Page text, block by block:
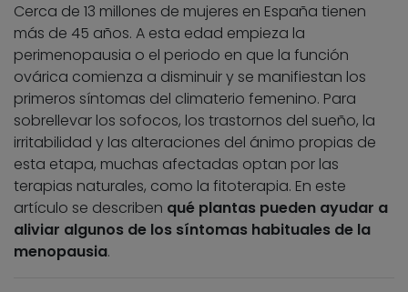
Cerca de 13 millones de mujeres en España tienen
más de 45 años. A esta edad empieza la
perimenopausia o el periodo en que la función
ovárica comienza a disminuir y se manifiestan los
primeros síntomas del climaterio femenino. Para
sobrellevar los sofocos, los trastornos del sueño, la
irritabilidad y las alteraciones del ánimo propias de
esta etapa, muchas afectadas optan por las
terapias naturales, como la fitoterapia. En este
artículo se describen qué plantas pueden ayudar a
aliviar algunos de los síntomas habituales de la
menopausia.